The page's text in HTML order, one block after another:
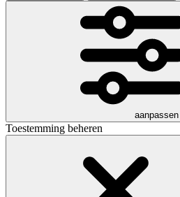
aanpassen
Toestemming beheren